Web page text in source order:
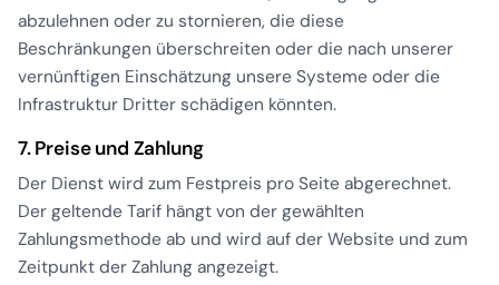
abzulehnen oder zu stornieren, die diese
Beschränkungen überschreiten oder die nach unserer
vernünftigen Einschätzung unsere Systeme oder die
Infrastruktur Dritter schädigen könnten.
7. Preise und Zahlung
Der Dienst wird zum Festpreis pro Seite abgerechnet.
Der geltende Tarif hängt von der gewählten
Zahlungsmethode ab und wird auf der Website und zum
Zeitpunkt der Zahlung angezeigt.